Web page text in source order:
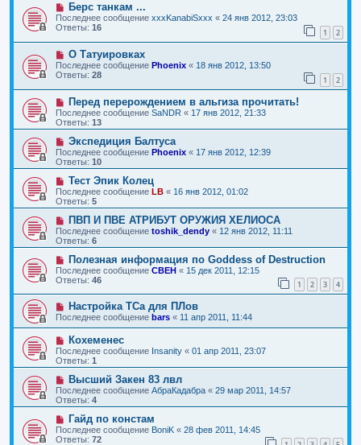
Берс танкам ...
Последнее сообщение xxxKanabiSxxx « 24 янв 2012, 23:03
Ответы: 16 1 2
О Татуировках
Последнее сообщение Phoenix « 18 янв 2012, 13:50
Ответы: 28 1 2
Перед перерождением в альгиза прочитать!
Последнее сообщение SaNDR « 17 янв 2012, 21:33
Ответы: 13
Экспедиция Балтуса
Последнее сообщение Phoenix « 17 янв 2012, 12:39
Ответы: 10
Тест Эпик Колец
Последнее сообщение LB « 16 янв 2012, 01:02
Ответы: 5
ПВП И ПВЕ АТРИБУТ ОРУЖИЯ ХЕЛИОСА
Последнее сообщение toshik_dendy « 12 янв 2012, 11:11
Ответы: 6
Полезная информация по Goddess of Destruction
Последнее сообщение CBEH « 15 дек 2011, 12:15
Ответы: 46 1 2 3 4
Настройка ТСа для ПЛов
Последнее сообщение bars « 11 апр 2011, 11:44
Кохеменес
Последнее сообщение Insanity « 01 апр 2011, 23:07
Ответы: 1
Высший Закен 83 лвл
Последнее сообщение АбраКадабра « 29 мар 2011, 14:57
Ответы: 4
Гайд по констам
Последнее сообщение BoniK « 28 фев 2011, 14:45
Ответы: 72